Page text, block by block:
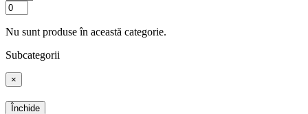
Nu sunt produse în această categorie.
Subcategorii
×
Închide